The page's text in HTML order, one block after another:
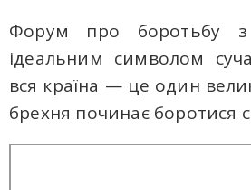
Форум про боротьбу
ідеальним символом
вся країна — це один
брехня починає боротися